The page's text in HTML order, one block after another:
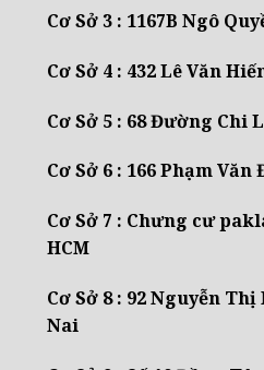
Cơ Sở 3 : 1167B Ngô
Cơ Sở 4 : 432 Lê Văn
Cơ Sở 5 : 68 Đường Chi
Cơ Sở 6 : 166 Phạm
Cơ Sở 7 : Chưng cư
HCM
Cơ Sở 8 : 92 Nguyễn
Nai